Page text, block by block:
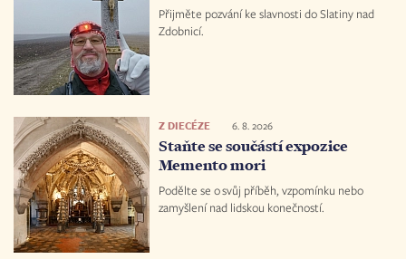
Přijměte pozvání ke slavnosti do Slatiny nad
Zdobnicí.
Z DIECÉZE 6. 8. 2026
Staňte se součástí expozice
Memento mori
Podělte se o svůj příběh, vzpomínku nebo
zamyšlení nad lidskou konečností.